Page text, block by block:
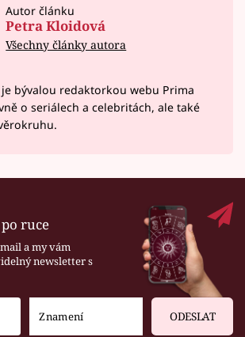
Autor článku
Petra Kloidová
Všechny články autora
bývalou redaktorkou webu Prima
o seriálech a celebritách, ale také
ruce
a my vám
newsletter s
ODESLAT